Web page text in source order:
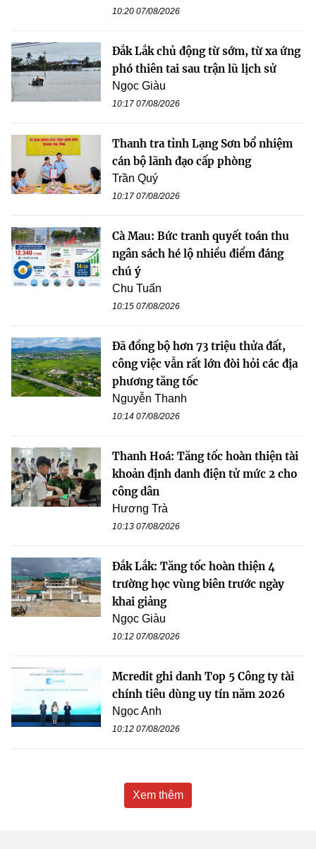
10:20 07/08/2026
Đắk Lắk chủ động từ sớm, từ xa ứng
phó thiên tai sau trận lũ lịch sử
Ngọc Giàu
10:17 07/08/2026
Thanh tra tỉnh Lạng Sơn bổ nhiệm
cán bộ lãnh đạo cấp phòng
Trần Quý
10:17 07/08/2026
Cà Mau: Bức tranh quyết toán thu
ngân sách hé lộ nhiều điểm đáng
chú ý
Chu Tuấn
10:15 07/08/2026
Đã đồng bộ hơn 73 triệu thửa đất,
công việc vẫn rất lớn đòi hỏi các địa
phương tăng tốc
Nguyễn Thanh
10:14 07/08/2026
Thanh Hoá: Tăng tốc hoàn thiện tài
khoản định danh điện tử mức 2 cho
công dân
Hương Trà
10:13 07/08/2026
Đắk Lắk: Tăng tốc hoàn thiện 4
trường học vùng biên trước ngày
khai giảng
Ngọc Giàu
10:12 07/08/2026
Mcredit ghi danh Top 5 Công ty tài
chính tiêu dùng uy tín năm 2026
Ngọc Anh
10:12 07/08/2026
Xem thêm